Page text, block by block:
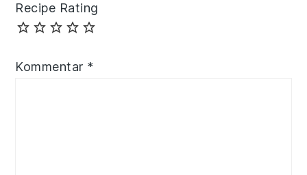
Recipe Rating
Kommentar *